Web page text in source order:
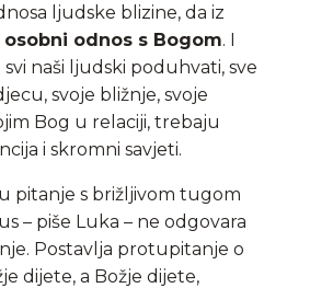
ljudske blizine, da iz
odnos s Bogom. I
naši ljudski poduhvati, sve
svoje bližnje, svoje
Bog u relaciji, trebaju
i skromni savjeti.
pitanje s brižljivom tugom
– piše Luka – ne odgovara
Postavlja protupitanje o
dijete, a Božje dijete,